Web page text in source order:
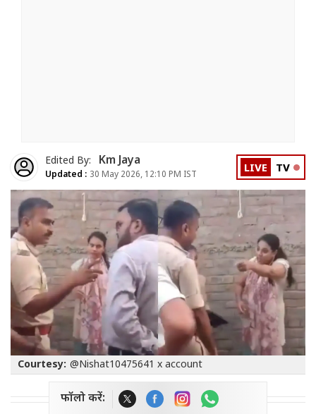
Edited By: Km Jaya
Updated : 30 May 2026, 12:10 PM IST LIVE TV
Courtesy: @Nishat10475641 x account
फॉलो करें: